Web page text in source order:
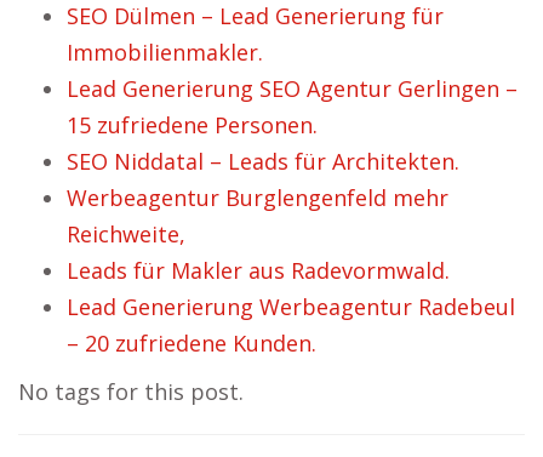
SEO Dülmen – Lead Generierung für
Immobilienmakler.
Lead Generierung SEO Agentur Gerlingen –
15 zufriedene Personen.
SEO Niddatal – Leads für Architekten.
Werbeagentur Burglengenfeld mehr
Reichweite,
Leads für Makler aus Radevormwald.
Lead Generierung Werbeagentur Radebeul
– 20 zufriedene Kunden.
No tags for this post.